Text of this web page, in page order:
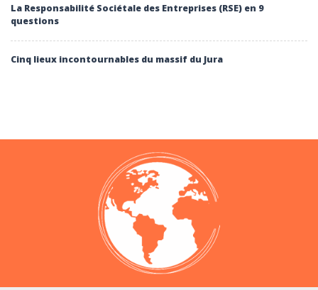
La Responsabilité Sociétale des Entreprises (RSE) en 9
questions
Cinq lieux incontournables du massif du Jura